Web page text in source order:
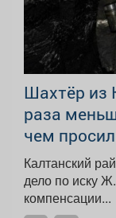
Шахтёр из
раза
чем просил
Калтанский
дело по иску
компенсации...